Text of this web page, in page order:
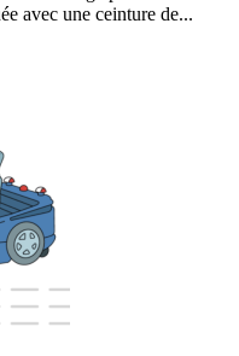
avec une ceinture de...